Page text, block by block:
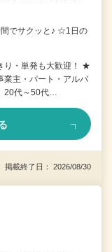
でサクッと♪ ☆1日の
り・単発も大歓迎！ ★
業主・パート・アルバ
20代～50代…
載終了日： 2026/08/30